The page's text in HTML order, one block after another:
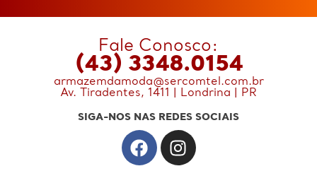
Fale Conosco:
(43) 3348.0154
armazemdamoda@sercomtel.com.br
Av. Tiradentes, 1411 | Londrina | PR
SIGA-NOS NAS REDES SOCIAIS